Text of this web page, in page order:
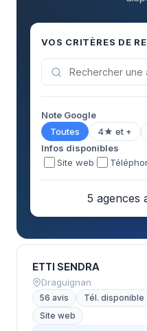
VOS CRITÈRES DE
Note Google
Toutes
4★ et +
Infos disponibles
Site web
5 agences
ETTI SENDRA
Draguignan
56 avis Tél. disponible
Site web